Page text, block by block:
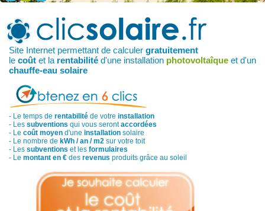
Site Internet permettant de calculer gratuitement
le coût et la rentabilité d'une installation photovoltaîque et d'un
chauffe-eau solaire
- Le temps de rentabilité de votre installation
- Les subventions qui vous serontaccordées
- Le coût moyen d'une installation solaire
- Le nombre de kWh / an / m2 sur votre toit
- Les subventions et les formulaires
- Le montant en € des revenus produits grâce au soleil